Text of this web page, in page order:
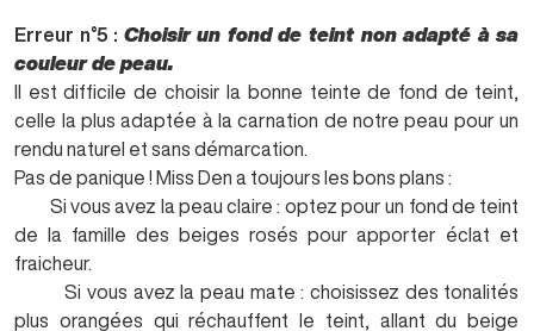
Erreur n°5 : Choisir un fond de teint non adapté à sa
couleur de peau.
Il est difficile de choisir la bonne teinte de fond de teint,
celle la plus adaptée à la carnation de notre peau pour un
rendu naturel et sans démarcation.
Pas de panique ! Miss Den a toujours les bons plans :
Si vous avez la peau claire : optez pour un fond de teint
de la famille des beiges rosés pour apporter éclat et
fraicheur.
Si vous avez la peau mate : choisissez des tonalités
plus orangées qui réchauffent le teint, allant du beige